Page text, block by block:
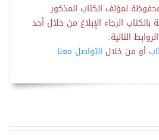
لمؤلف الكتاب المذكور.
الرجاء الإبلاغ من خلال أحد
الروابط التالية:
أو من خلال التواصل معنا